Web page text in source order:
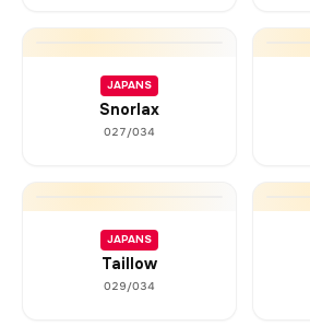
JAPANS
Snorlax
027/034
JAPANS
Taillow
029/034